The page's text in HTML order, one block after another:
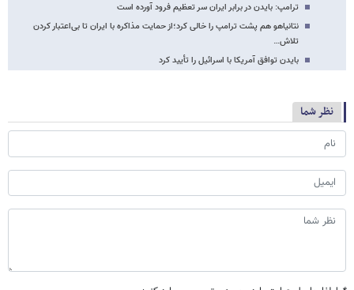
ترامپ: بایدن در برابر ایران سر تعظیم فرود آورده است
نتانیاهو هم پشت ترامپ را خالی کرد؛از حمایت مذاکره با ایران تا بی‌اعتبار کردن
تلاش…
بایدن توافق آمریکا با اسرائیل را تأیید کرد
نظر شما